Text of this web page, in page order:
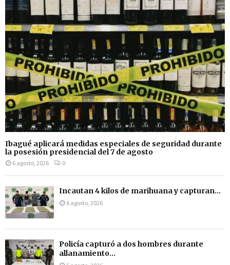
Ibagué aplicará medidas especiales de seguridad durante
la posesión presidencial del 7 de agosto
6 agosto, 2026 0
Incautan 4 kilos de marihuana y capturan...
6 agosto, 2026
Policía capturó a dos hombres durante
allanamiento...